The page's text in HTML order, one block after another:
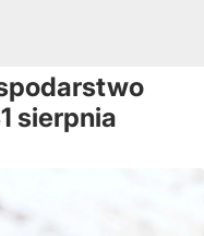
sierpnia